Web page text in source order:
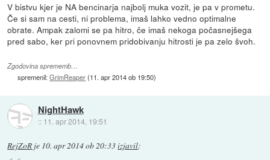
V bistvu kjer je NA bencinarja najbolj muka vozit, je pa v prometu.
Če si sam na cesti, ni problema, imaš lahko vedno optimalne
obrate. Ampak zalomi se pa hitro, če imaš nekoga počasnejšega
pred sabo, ker pri ponovnem pridobivanju hitrosti je pa zelo švoh.
Zgodovina sprememb…
spremenil:GrimReaper(11. apr 2014 ob 19:50)
NightHawk
:: 11. apr 2014, 19:51
RejZoR je 10. apr 2014 ob 20:33izjavil: